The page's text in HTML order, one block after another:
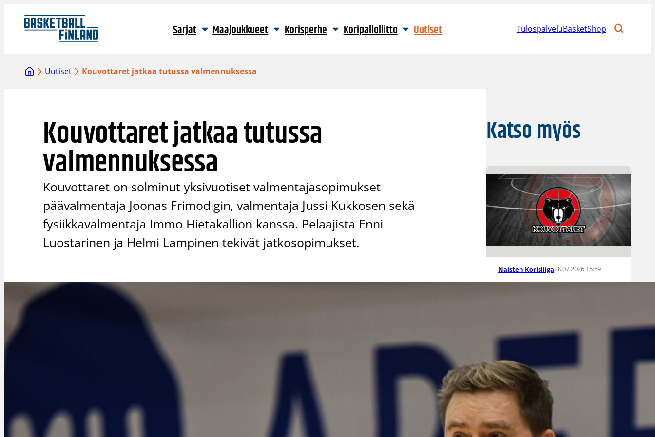
sisältöön
Sarjat Maajoukkueet Korisperhe Koripalloliitto Uutiset TulospalveluBasketShop
Uutiset Kouvottaret jatkaa tutussa valmennuksessa
Kouvottaret jatkaa tutussa
valmennuksessa
Kouvottaret on solminut yksivuotiset valmentajasopimukset
päävalmentaja Joonas Frimodigin, valmentaja Jussi Kukkosen sekä
fysiikkavalmentaja Immo Hietakallion kanssa. Pelaajista Enni
Luostarinen ja Helmi Lampinen tekivät jatkosopimukset.
Katso myös
Naisten Korisliiga28.07.2026 15:59
Emmanuel
vahvistamaan
Kouvottaria
Kouvottaret on solminut 1-
vuotisen pelaajasopimuksen